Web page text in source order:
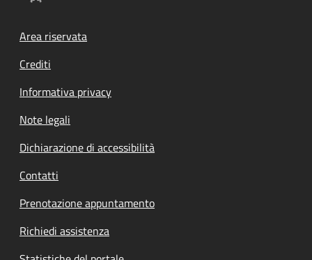
Footer menu
Area riservata
Crediti
Informativa privacy
Note legali
Dichiarazione di accessibilità
Contatti
Prenotazione appuntamento
Richiedi assistenza